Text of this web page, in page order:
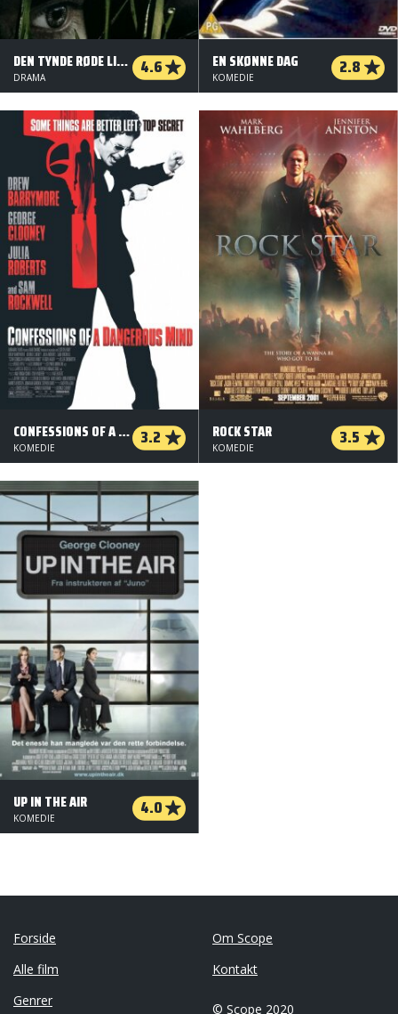
DEN TYNDE RØDE LINIE 4.6
DRAMA
EN SKØNNE DAG 2.8
KOMEDIE
CONFESSIONS OF A DANGEROUS MIND 3.2
KOMEDIE
ROCK STAR 3.5
KOMEDIE
UP IN THE AIR 4.0
KOMEDIE
Forside
Alle film
Genrer
Om Scope
Kontakt
© Scope 2020